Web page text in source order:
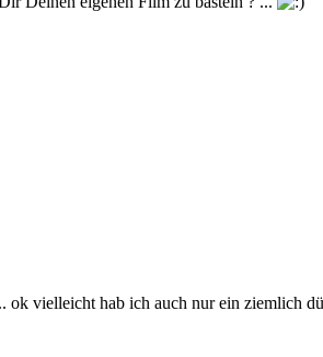
ok vielleicht hab ich auch nur ein ziemlich